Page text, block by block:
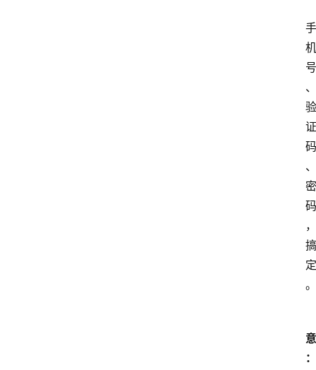
手
机
号
、
验
证
码
、
密
码
，
搞
定
。
意
：